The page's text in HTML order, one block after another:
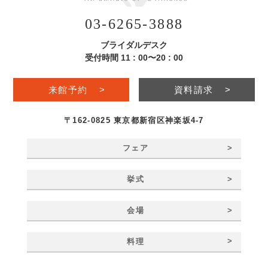
03-6265-3888
ブライダルデスク
受付時間 11 : 00〜20 : 00
来館予約 > 資料請求 >
〒162-0825 東京都新宿区神楽坂4-7
フェア >
挙式 >
会場 >
料理 >